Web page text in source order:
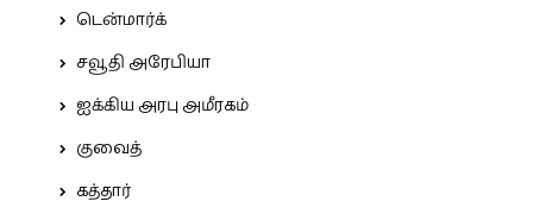
டென்மார்க்
சவூதி அரேபியா
ஐக்கிய அரபு அமீரகம்
குவைத்
கத்தார்